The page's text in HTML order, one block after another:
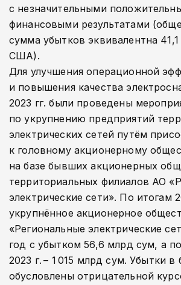
с незначительными
финансовыми результатами
сумма убытков эквивалентна
США).
Для улучшения операционной
и повышения качества
2023 гг. были проведены
по укрупнению предприятий
электрических сетей путём
к головному акционерному
на базе бывших акционерных
территориальных филиалов АО
электрические сети». По итогам
укрупнённое акционерное
«Региональные электрические
год с убытком 56,6 млрд сум, а
2023 г. – 1 015 млрд сум. Убытки в
обусловлены отрицательной